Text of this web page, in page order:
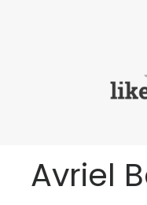
Avriel